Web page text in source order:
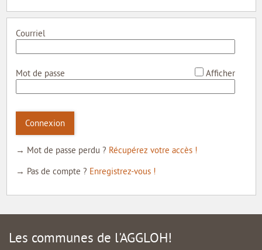
INTERNE
Courriel
Mot de passe Afficher
Connexion
→ Mot de passe perdu ? Récupérez votre accès !
→ Pas de compte ? Enregistrez-vous !
Les communes de l'AGGLOH!